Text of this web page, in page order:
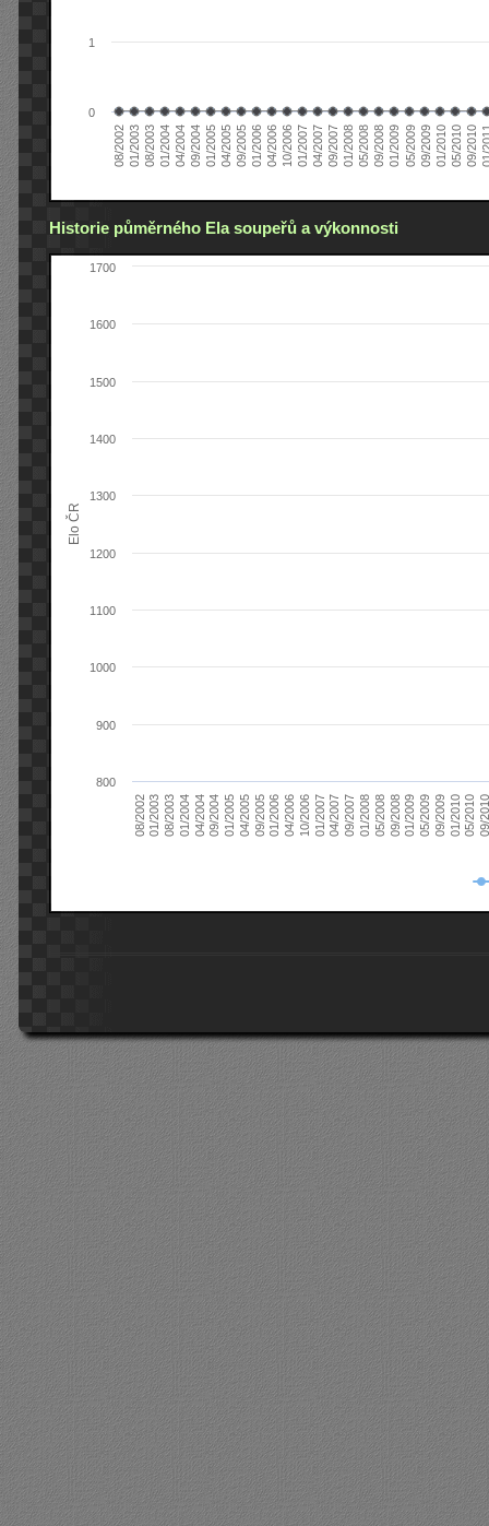
08/200201/200308/200301/200404/200409/200401/200504/200509/200501/200604/200610/200601/200704/200709/200701/200805/200809/200801/200905/200909/200901/201005/201009/2010
0
1
Historie půměrného Ela soupeřů a výkonnosti
Elo ČR
08/200201/200308/200301/200404/200409/200401/200504/200509/200501/200604/200610/200601/200704/200709/200701/200805/200809/200801/200905/200909/200901/201005/201009/
800
900
1000
1100
1200
1300
1400
1500
1600
1700